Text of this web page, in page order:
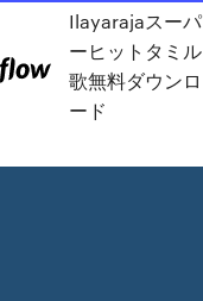
Ilayarajaスーパ
ーヒットタミル
歌無料ダウンロ
ード